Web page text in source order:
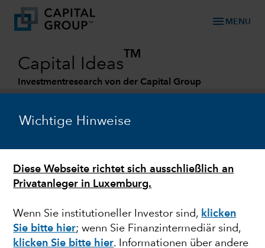
Wichtige Hinweise
Diese Webseite richtet sich ausschließlich an
Privatanleger in Luxemburg.
Wenn Sie institutioneller Investor sind, klicken
Sie bitte hier; wenn Sie Finanzintermediär sind,
klicken Sie bitte hier. Informationen über andere
menu MENU
Capital Ideas
TM
Investmentresearch von der Capital Group
TECHNOLOGIE UND INNOVATIONEN